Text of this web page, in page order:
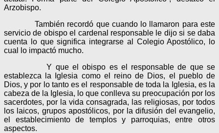
Arzobispo.
También recordó que cuando lo llamaron para este
servicio de obispo el cardenal responsable le dijo si se daba
cuenta lo que significa integrarse al Colegio Apostólico, lo
cual lo impactó mucho.
Y que el obispo es el responsable de que se
establezca la Iglesia como el reino de Dios, el pueblo de
Dios, y por lo tanto es el responsable de toda la Iglesia, es la
cabeza de la Iglesia, lo que conlleva su preocupación por los
sacerdotes, por la vida consagrada, las religiosas, por todos
los laicos, grupos apostólicos, por la difusión del evangelio,
el establecimiento de templos y parroquias, entre otros
aspectos.